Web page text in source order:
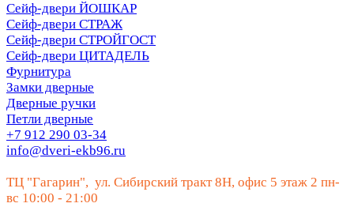
Сейф-двери ЙОШКАР
Сейф-двери СТРАЖ
Сейф-двери СТРОЙГОСТ
Сейф-двери ЦИТАДЕЛЬ
Фурнитура
Замки дверные
Дверные ручки
Петли дверные
+7 912 290 03-34
info@dveri-ekb96.ru
ТЦ "Гагарин", ул. Сибирский тракт 8Н, офис 5 этаж 2 пн-
вс 10:00 - 21:00